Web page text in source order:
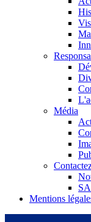
Média
Mentions